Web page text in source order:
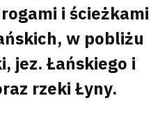
i ścieżkami
w pobliżu
jez. Łańskiego i
rzeki Łyny.